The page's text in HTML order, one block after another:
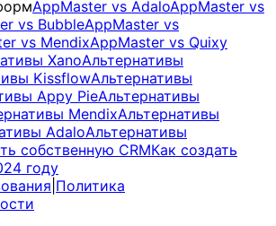
AppMaster vs AdaloAppMaster vs
vs BubbleAppMaster vs
vs MendixAppMaster vs Quixy
XanoАльтернативы
KissflowАльтернативы
Appy PieАльтернативы
MendixАльтернативы
AdaloАльтернативы
собственную CRMКак создать
году
Политика